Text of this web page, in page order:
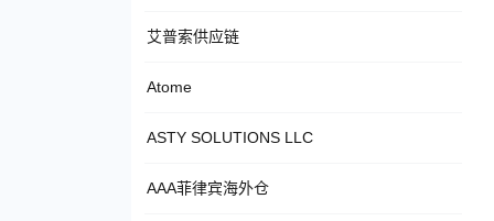
艾普索供应链
Atome
ASTY SOLUTIONS LLC
AAA菲律宾海外仓